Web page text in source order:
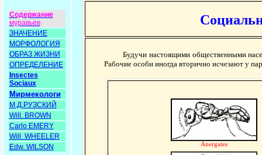
Содержание
муравьев
ЗНАЧЕНИЕ
МОРФОЛОГИЯ
ОБРАЗ ЖИЗНИ
ОПРЕДЕЛЕНИЕ
Insectes
Sociaux
Мирмекологи
М.Д.РУЗСКИЙ
Will. BROWN
Carlo EMERY
Will. WHEELER
Edw. WILSON
Будучи настоящими общественными
Рабочие особи иногда вторично исчезают у
Anergates